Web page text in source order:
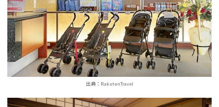
出典：RakutenTravel